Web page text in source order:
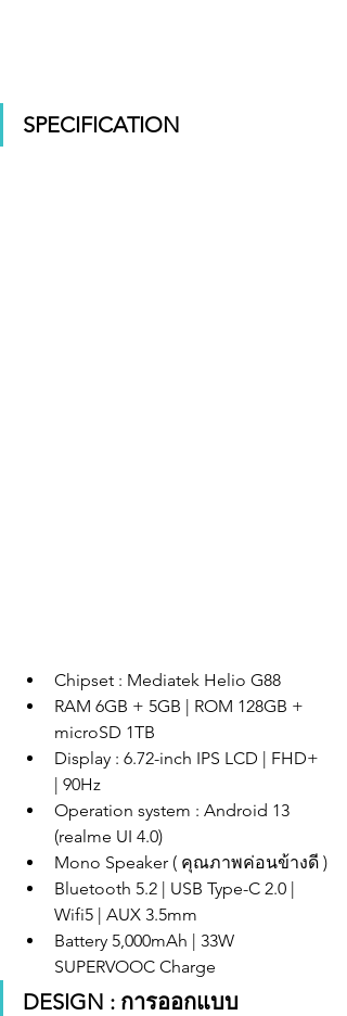
SPECIFICATION
Chipset : Mediatek Helio G88
RAM 6GB + 5GB | ROM 128GB +
microSD 1TB
Display : 6.72-inch IPS LCD | FHD+
| 90Hz
Operation system : Android 13
(realme UI 4.0)
Mono Speaker ( คุณภาพค่อนข้างดี )
Bluetooth 5.2 | USB Type-C 2.0 |
Wifi5 | AUX 3.5mm
Battery 5,000mAh | 33W
SUPERVOOC Charge
DESIGN : การออกแบบ